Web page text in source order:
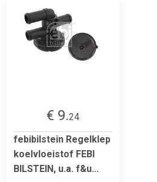
€ 9.24
febibilstein Regelklep
koelvloeistof FEBI
BILSTEIN, u.a. f&u...